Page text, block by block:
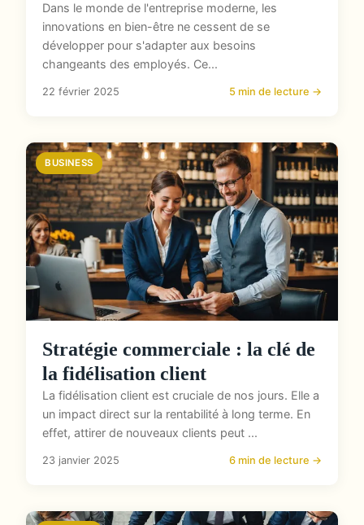
Dans le monde de l'entreprise moderne, les
innovations en bien-être ne cessent de se
développer pour s'adapter aux besoins
changeants des employés. Ce...
22 février 2025 5 min de lecture →
BUSINESS
Stratégie commerciale : la clé de
la fidélisation client
La fidélisation client est cruciale de nos jours. Elle a
un impact direct sur la rentabilité à long terme. En
effet, attirer de nouveaux clients peut ...
23 janvier 2025 6 min de lecture →